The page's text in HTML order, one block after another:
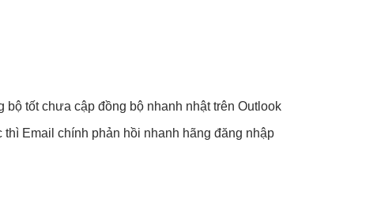
bộ tốtchưa cập đồng bộ nhanh nhật trên Outlook
thìEmail chính phản hồi nhanh hãng đăng nhập